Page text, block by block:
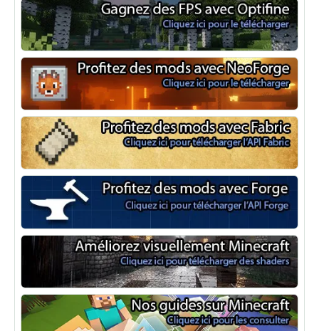
Optifine
NeoForge
Minecraft Fabric
Minecraft Forge
Shaders Minecraft